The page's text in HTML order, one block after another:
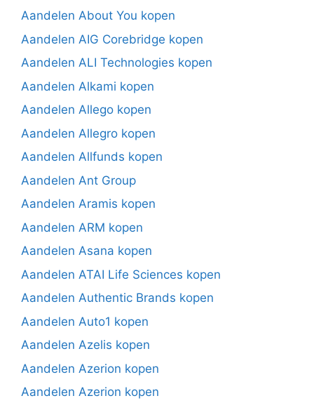
Aandelen About You kopen
Aandelen AIG Corebridge kopen
Aandelen ALI Technologies kopen
Aandelen Alkami kopen
Aandelen Allego kopen
Aandelen Allegro kopen
Aandelen Allfunds kopen
Aandelen Ant Group
Aandelen Aramis kopen
Aandelen ARM kopen
Aandelen Asana kopen
Aandelen ATAI Life Sciences kopen
Aandelen Authentic Brands kopen
Aandelen Auto1 kopen
Aandelen Azelis kopen
Aandelen Azerion kopen
Aandelen Azerion kopen